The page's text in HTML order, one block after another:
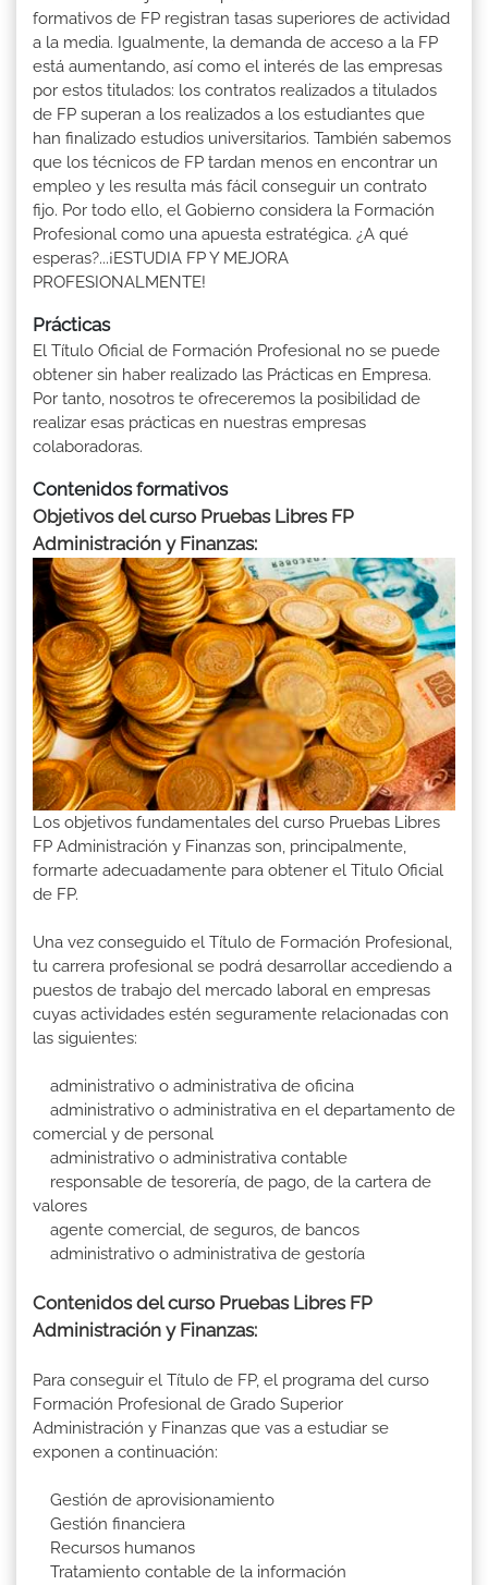
formativos de FP registran tasas superiores de actividad
a la media. Igualmente, la demanda de acceso a la FP
está aumentando, así como el interés de las empresas
por estos titulados: los contratos realizados a titulados
de FP superan a los realizados a los estudiantes que
han finalizado estudios universitarios. También sabemos
que los técnicos de FP tardan menos en encontrar un
empleo y les resulta más fácil conseguir un contrato
fijo. Por todo ello, el Gobierno considera la Formación
Profesional como una apuesta estratégica. ¿A qué
esperas?...¡ESTUDIA FP Y MEJORA
PROFESIONALMENTE!
Prácticas
El Título Oficial de Formación Profesional no se puede
obtener sin haber realizado las Prácticas en Empresa.
Por tanto, nosotros te ofreceremos la posibilidad de
realizar esas prácticas en nuestras empresas
colaboradoras.
Contenidos formativos
Objetivos del curso Pruebas Libres FP
Administración y Finanzas:
Los objetivos fundamentales del curso Pruebas Libres
FP Administración y Finanzas son, principalmente,
formarte adecuadamente para obtener el Titulo Oficial
de FP.
Una vez conseguido el Título de Formación Profesional,
tu carrera profesional se podrá desarrollar accediendo a
puestos de trabajo del mercado laboral en empresas
cuyas actividades estén seguramente relacionadas con
las siguientes:
administrativo o administrativa de oficina
administrativo o administrativa en el departamento de
comercial y de personal
administrativo o administrativa contable
responsable de tesorería, de pago, de la cartera de
valores
agente comercial, de seguros, de bancos
administrativo o administrativa de gestoría
Contenidos del curso Pruebas Libres FP
Administración y Finanzas:
Para conseguir el Título de FP, el programa del curso
Formación Profesional de Grado Superior
Administración y Finanzas que vas a estudiar se
exponen a continuación:
Gestión de aprovisionamiento
Gestión financiera
Recursos humanos
Tratamiento contable de la información